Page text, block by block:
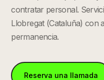
contratar personal.
Llobregat(Cataluña) con
permanencia.
Reserva una llamada